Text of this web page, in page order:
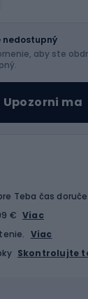
nedostupný
aby ste
Upozorni ma
Teba čas
€ Viac
Viac
Skontrolujte